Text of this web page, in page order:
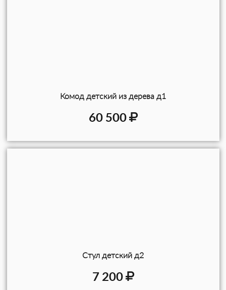
Комод детский из дерева д1
60 500
Стул детский д2
7 200